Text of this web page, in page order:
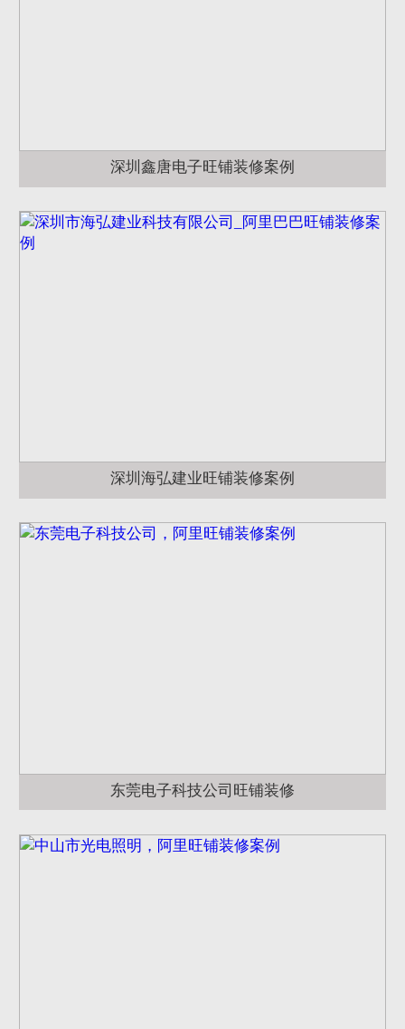
深圳鑫唐电子旺铺装修案例
深圳海弘建业旺铺装修案例
东莞电子科技公司旺铺装修